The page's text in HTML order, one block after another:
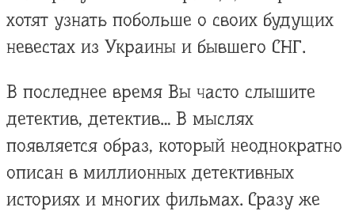
хотят узнать побольше о своих будущих
невестах из Украины и бывшего СНГ.
В последнее время Вы часто слышите
детектив, детектив… В мыслях
появляется образ, который неоднократно
описан в миллионных детективных
историях и многих фильмах. Сразу же